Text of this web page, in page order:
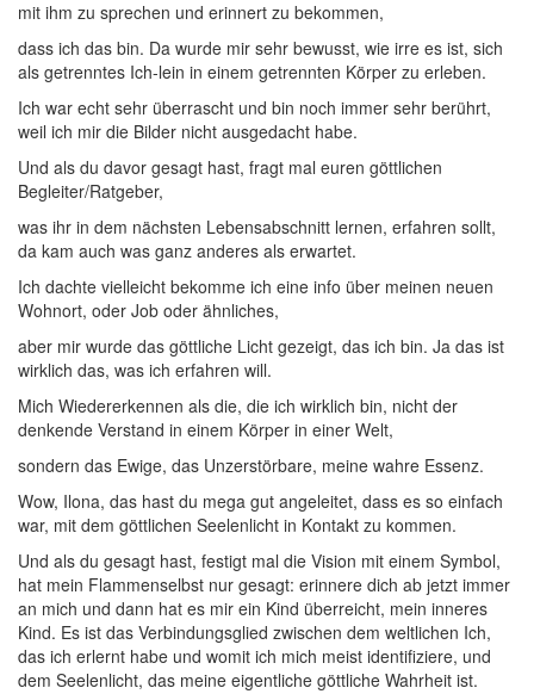
mit ihm zu sprechen und erinnert zu bekommen,
dass ich das bin. Da wurde mir sehr bewusst, wie irre es ist, sich
als getrenntes Ich-lein in einem getrennten Körper zu erleben.
Ich war echt sehr überrascht und bin noch immer sehr berührt,
weil ich mir die Bilder nicht ausgedacht habe.
Und als du davor gesagt hast, fragt mal euren göttlichen
Begleiter/Ratgeber,
was ihr in dem nächsten Lebensabschnitt lernen, erfahren sollt,
da kam auch was ganz anderes als erwartet.
Ich dachte vielleicht bekomme ich eine info über meinen neuen
Wohnort, oder Job oder ähnliches,
aber mir wurde das göttliche Licht gezeigt, das ich bin. Ja das ist
wirklich das, was ich erfahren will.
Mich Wiedererkennen als die, die ich wirklich bin, nicht der
denkende Verstand in einem Körper in einer Welt,
sondern das Ewige, das Unzerstörbare, meine wahre Essenz.
Wow, Ilona, das hast du mega gut angeleitet, dass es so einfach
war, mit dem göttlichen Seelenlicht in Kontakt zu kommen.
Und als du gesagt hast, festigt mal die Vision mit einem Symbol,
hat mein Flammenselbst nur gesagt: erinnere dich ab jetzt immer
an mich und dann hat es mir ein Kind überreicht, mein inneres
Kind. Es ist das Verbindungsglied zwischen dem weltlichen Ich,
das ich erlernt habe und womit ich mich meist identifiziere, und
dem Seelenlicht, das meine eigentliche göttliche Wahrheit ist.